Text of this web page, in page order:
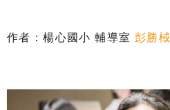
作者：楊心國小 輔導室 彭勝棫